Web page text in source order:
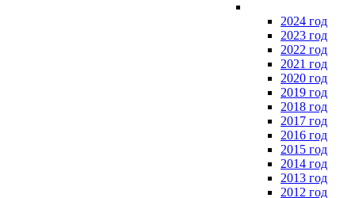
2024 год
2023 год
2022 год
2021 год
2020 год
2019 год
2018 год
2017 год
2016 год
2015 год
2014 год
2013 год
2012 год